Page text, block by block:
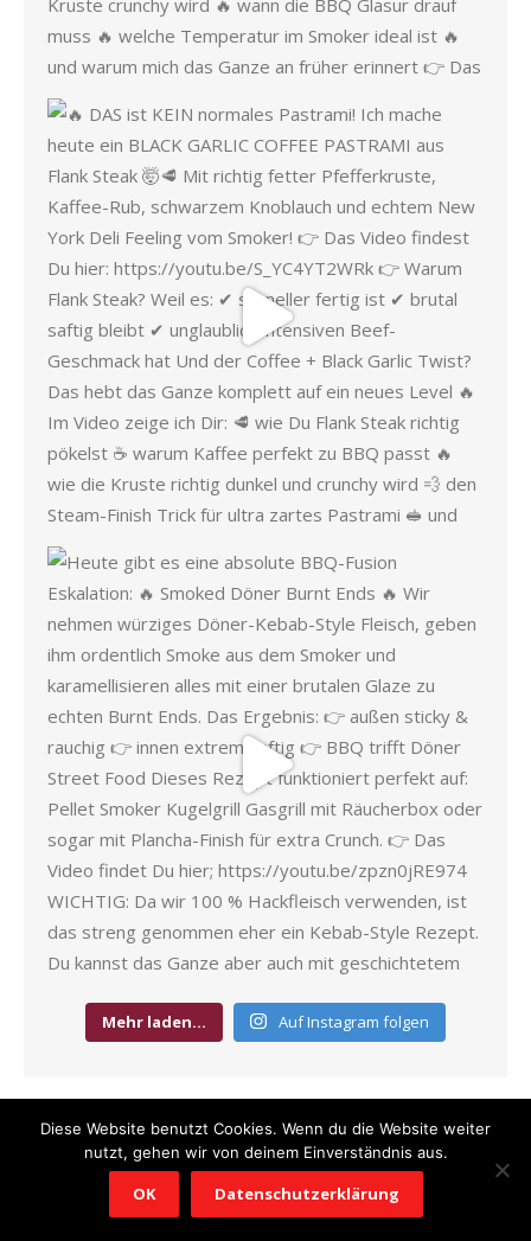
Mehr laden… Auf Instagram folgen
Kategorien
Kategorien
Diese Website benutzt Cookies. Wenn du die Website weiter
nutzt, gehen wir von deinem Einverständnis aus.
OK Datenschutzerklärung